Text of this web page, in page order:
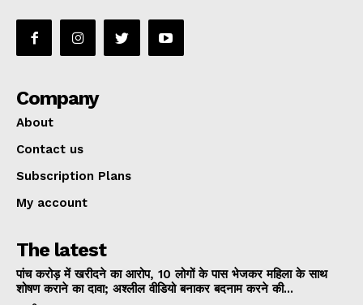
Company
About
Contact us
Subscription Plans
My account
The latest
पांच करोड़ में खरीदने का आरोप, 10 लोगों के पास भेजकर महिला के साथ
शोषण कराने का दावा; अश्लील वीडियो बनाकर बदनाम करने की...